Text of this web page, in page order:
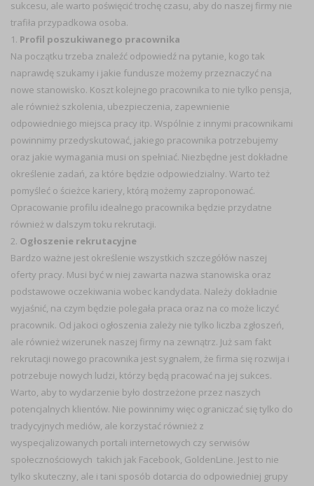
sukcesu, ale warto poświęcić trochę czasu, aby do naszej firmy nie
trafiła przypadkowa osoba.
1. Profil poszukiwanego pracownika
Na początku trzeba znaleźć odpowiedź na pytanie, kogo tak
naprawdę szukamy i jakie fundusze możemy przeznaczyć na
nowe stanowisko. Koszt kolejnego pracownika to nie tylko pensja,
ale również szkolenia, ubezpieczenia, zapewnienie
odpowiedniego miejsca pracy itp. Wspólnie z innymi pracownikami
powinnimy przedyskutować, jakiego pracownika potrzebujemy
oraz jakie wymagania musi on spełniać. Niezbędne jest dokładne
określenie zadań, za które będzie odpowiedzialny. Warto też
pomyśleć o ścieżce kariery, którą możemy zaproponować.
Opracowanie profilu idealnego pracownika będzie przydatne
również w dalszym toku rekrutacji.
2. Ogłoszenie rekrutacyjne
Bardzo ważne jest określenie wszystkich szczegółów naszej
oferty pracy. Musi być w niej zawarta nazwa stanowiska oraz
podstawowe oczekiwania wobec kandydata. Należy dokładnie
wyjaśnić, na czym będzie polegała praca oraz na co może liczyć
pracownik. Od jakoci ogłoszenia zależy nie tylko liczba zgłoszeń,
ale również wizerunek naszej firmy na zewnątrz. Już sam fakt
rekrutacji nowego pracownika jest sygnałem, że firma się rozwija i
potrzebuje nowych ludzi, którzy będą pracować na jej sukces.
Warto, aby to wydarzenie było dostrzeżone przez naszych
potencjalnych klientów. Nie powinnimy więc ograniczać się tylko do
tradycyjnych mediów, ale korzystać również z
wyspecjalizowanych portali internetowych czy serwisów
społecznościowych takich jak Facebook, GoldenLine. Jest to nie
tylko skuteczny, ale i tani sposób dotarcia do odpowiedniej grupy